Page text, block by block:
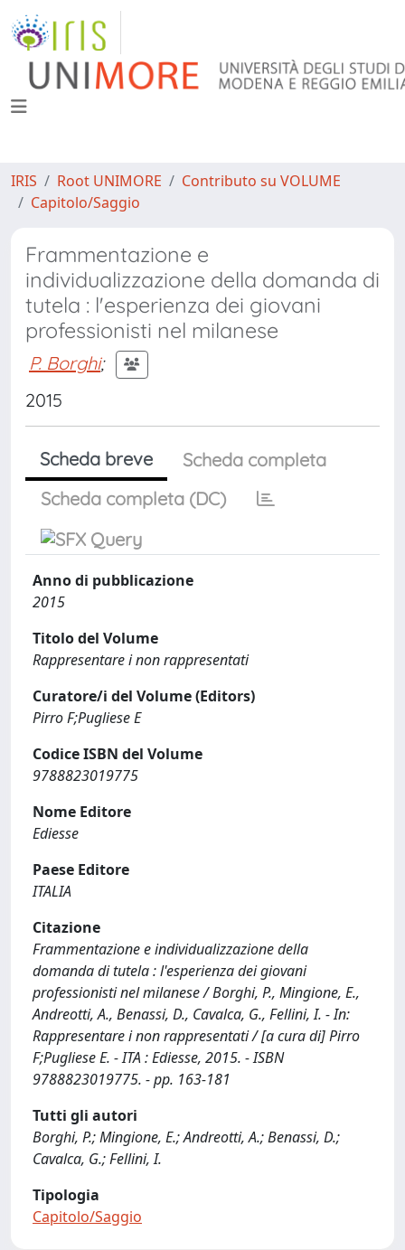
IRIS Root UNIMORE
Contributo su VOLUME
Capitolo/Saggio
Frammentazione e
individualizzazione della domanda di
tutela : l'esperienza dei giovani
professionisti nel milanese
P. Borghi;
2015
Scheda breve
Scheda completa
Scheda completa (DC)
Anno di pubblicazione
2015
Titolo del Volume
Rappresentare i non rappresentati
Curatore/i del Volume (Editors)
Pirro F;Pugliese E
Codice ISBN del Volume
9788823019775
Nome Editore
Ediesse
Paese Editore
ITALIA
Citazione
Frammentazione e individualizzazione della
domanda di tutela : l'esperienza dei giovani
professionisti nel milanese / Borghi, P., Mingione, E.,
Andreotti, A., Benassi, D., Cavalca, G., Fellini, I. - In:
Rappresentare i non rappresentati / [a cura di] Pirro
F;Pugliese E. - ITA : Ediesse, 2015. - ISBN
9788823019775. - pp. 163-181
Tutti gli autori
Borghi, P.; Mingione, E.; Andreotti, A.; Benassi, D.;
Cavalca, G.; Fellini, I.
Tipologia
Capitolo/Saggio